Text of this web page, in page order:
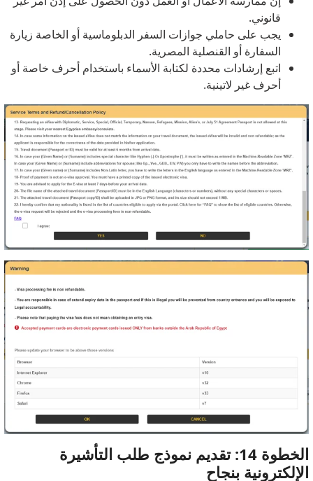
قانوني.
يجب على حاملي جوازات السفر الدبلوماسية أو الخاصة زيارة
السفارة أو القنصلية المصرية.
اتبع إرشادات محددة لكتابة الأسماء باستخدام أحرف خاصة أو
أحرف غير لاتينية.
الخطوة 14: تقديم نموذج طلب التأشيرة
الإلكترونية بنجاح